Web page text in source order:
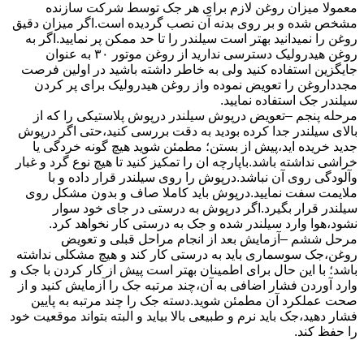
معمولا میزان روغن لازم برای هر جک توسط شرکت سازنده
مشخص شده و بر روی بدنه آن نصب گردیده است.اگر میزان دقیق
روغن را نمیدانید بهتر است سیلندر را تا حد ممکن پر نمایید.اگر به
روغن هیدرولیک دسترسی ندارید از روغن موتور ۳۰ به عنوان
جایگزین استفاده کنید ولی به خاطر داشته باشید در اولین فرصت
مجدداروغن را تعویض نموده واز روغن هیدرولیک برای پر کردن
سیلندر جک استفاده نمایید.
مرحله پنجم –تعویض درپوش سیلندر درپوش پلاستیکی را که از
بالای سیلندر جدا کرده بودید به دقت بررسی کنید،حتی اگر درپوش
جدید خریده اید،پیش از بستن؛ مطمئن شوید هیچ گونه خردگی یا
خراشی نداشته باشد.باپارچه ان را تمکیز کنید تا هیچ نوع گرد و غبار
وآلودگی روی آن نباشد.درپوش را روی سیلندر قرار داده و با
ملایمت سفت نمایید.درپوش باید کاملا صاف و بدون مشکل روی
سیلندر قرار بگیرد.اگر درپوش به درستی در جای خود سوار
نشود،هوا وارد سیلندر شده و جک به درستی کار نخواهد کرد.
مرحل ششم –آزمایش بعد از انجام مراحل قبلی و تعویض
روغن،جک سوسماری باید به درستی کار کند و هیچ مشکلی نداشته
باشد؛ با این حال برای اطمینان بهتر است پیش از کار کردن با جک و
وارد آوردن فشار اضافی به آن،چند مرتبه جک را آزمایش کنید و از
صحت عملکرد آن مطمئن شوید.دسته جک را چند مرتبه به پایین
فشار دهید،جک باید نرم و طبیعی بالا بیاید و البته بتواند موقعیت خود
را حفظ کند.